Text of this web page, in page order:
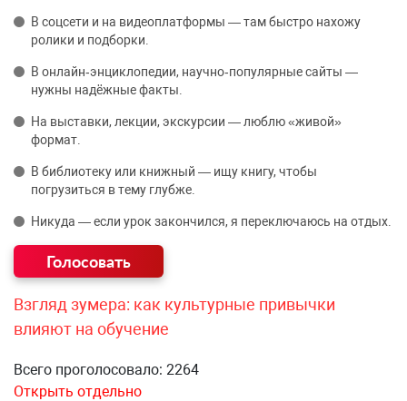
В соцсети и на видеоплатформы — там быстро нахожу
ролики и подборки.
В онлайн‑энциклопедии, научно‑популярные сайты —
нужны надёжные факты.
На выставки, лекции, экскурсии — люблю «живой»
формат.
В библиотеку или книжный — ищу книгу, чтобы
погрузиться в тему глубже.
Никуда — если урок закончился, я переключаюсь на отдых.
Взгляд зумера: как культурные привычки
влияют на обучение
Всего проголосовало: 2264
Открыть отдельно